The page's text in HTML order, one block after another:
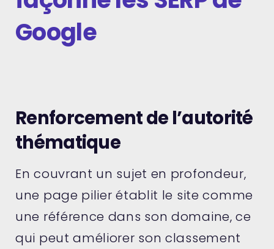
Google
Renforcement de l’autorité
thématique
En couvrant un sujet en profondeur,
une page pilier établit le site comme
une référence dans son domaine, ce
qui peut améliorer son classement